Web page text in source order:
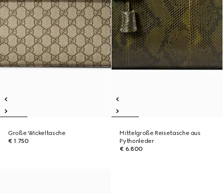
Große Wickeltasche
€ 1.750
Mittelgroße Reisetasche aus
Pythonleder
€ 6.800